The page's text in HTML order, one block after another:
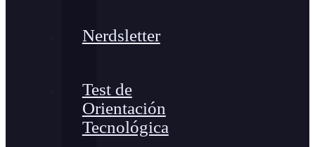
Nerdsletter
Test de
Orientación
Tecnológica